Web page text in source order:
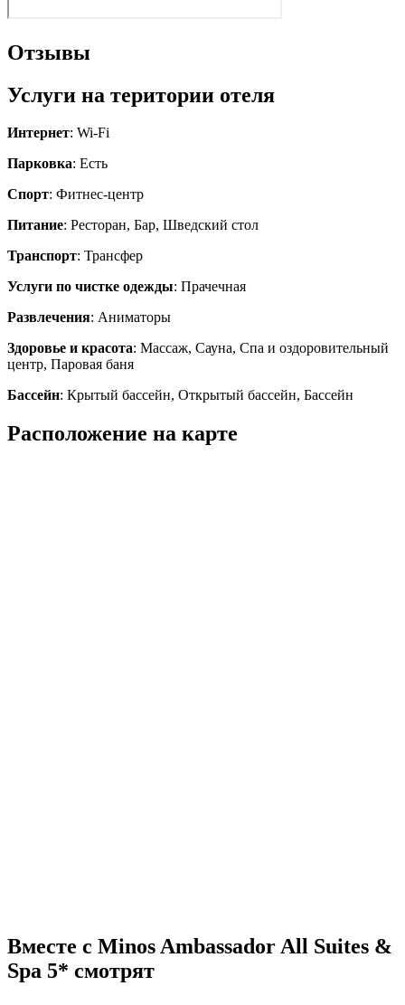
Отзывы
Услуги на територии отеля
Интернет: Wi-Fi
Парковка: Есть
Спорт: Фитнес-центр
Питание: Ресторан, Бар, Шведский стол
Транспорт: Трансфер
Услуги по чистке одежды: Прачечная
Развлечения: Аниматоры
Здоровье и красота: Массаж, Сауна, Спа и оздоровительный
центр, Паровая баня
Бассейн: Крытый бассейн, Открытый бассейн, Бассейн
Расположение на карте
Вместе с Minos Ambassador All Suites &
Spa 5* смотрят